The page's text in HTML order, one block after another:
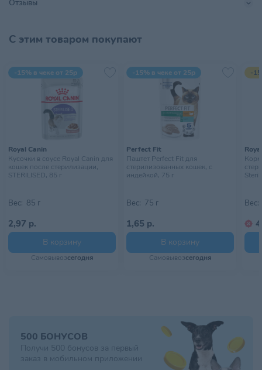
Отзывы
С этим товаром покупают
-15% в чеке от 25р
Royal Canin
Кусочки в соусе Royal Canin для
кошек после стерилизации,
STERILISED, 85 г
Вес: 85 г
2,97 р.
В корзину
Самовывозсегодня
-15% в чеке от 25р
Perfect Fit
Паштет Perfect Fit для
стерилизованных кошек, с
индейкой, 75 г
Вес: 75 г
1,65 р.
В корзину
Самовывозсегодня
-
Вес:
500 БОНУСОВ
Получи 500 бонусов за первый
заказ в мобильном приложении